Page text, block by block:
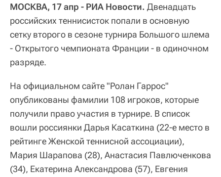
МОСКВА, 17 апр - РИА Новости. Двенадцать
российских теннисисток попали в основную
сетку второго в сезоне турнира Большого шлема
- Открытого чемпионата Франции - в одиночном
разряде.
На официальном сайте "Ролан Гаррос"
опубликованы фамилии 108 игроков, которые
получили право участия в турнире. В список
вошли россиянки Дарья Касаткина (22-е место в
рейтинге Женской теннисной ассоциации),
Мария Шарапова (28), Анастасия Павлюченкова
(34), Екатерина Александрова (57), Евгения